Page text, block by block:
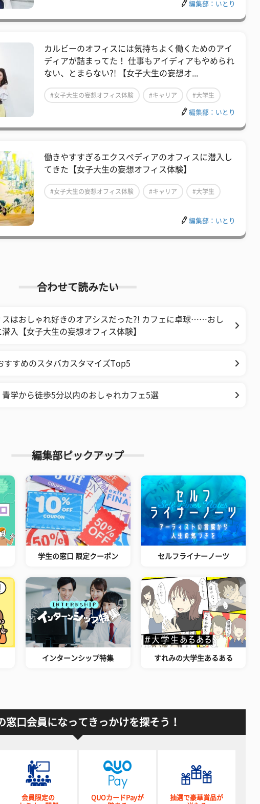
編集部：いとり
カルビーのオフィスには気持ちよく働くためのアイ
ディアが詰まってた！ 仕事もアイディアもやめられ
ない、とまらない?! 【女子大生の妄想オ...
#女子大生の妄想オフィス体験 #キャリア #大学生
編集部：いとり
働きやすすぎるエクスペディアのオフィスに潜入し
てきた【女子大生の妄想オフィス体験】
#女子大生の妄想オフィス体験 #キャリア #大学生
編集部：いとり
合わせて読みたい
スはおしゃれ好きのオアシスだった?! カフェに卓球……おし
入【女子大生の妄想オフィス体験】
すすめのスタバカスタマイズTop5
学から徒歩5分以内のおしゃれカフェ5選
編集部ピックアップ
学生の窓口 限定クーポン セルフライナーノーツ
インターンシップ特集 すれみの大学生あるある
窓口会員になってきっかけを探そう！
会員限定の
QUOカードPayが
抽選で豪華賞品が